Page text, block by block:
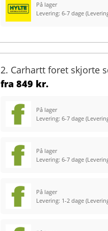
På lager
Levering: 6-7 dage
2. Carhartt foret skjorte
fra 849 kr.
På lager
Levering: 6-7 dage
På lager
Levering: 6-7 dage
På lager
Levering: 1-2 dage